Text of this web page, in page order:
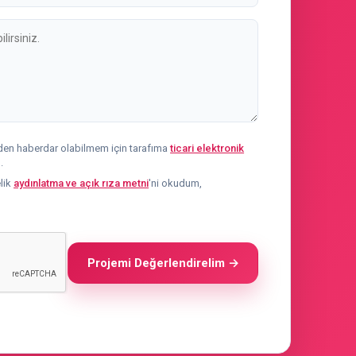
haberdar olabilmem için tarafımaticari elektronik
aydınlatma ve açık rıza metni'ni okudum,
Projemi Değerlendirelim →